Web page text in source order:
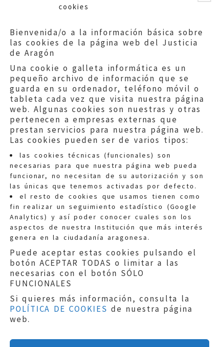
cookies
Bienvenida/o a la información básica sobre
las cookies de la página web del Justicia
de Aragón
Una cookie o galleta informática es un
pequeño archivo de información que se
guarda en su ordenador, teléfono móvil o
tableta cada vez que visita nuestra página
web. Algunas cookies son nuestras y otras
pertenecen a empresas externas que
prestan servicios para nuestra página web.
Las cookies pueden ser de varios tipos:
las cookies técnicas (funcionales) son
necesarias para que nuestra página web pueda
funcionar, no necesitan de su autorización y son
las únicas que tenemos activadas por defecto.
el resto de cookies que usamos tienen como
fin realizar un seguimiento estadístico (Google
Analytics) y así poder conocer cuales son los
aspectos de nuestra Institución que más interés
genera en la ciudadanía aragonesa.
Puede aceptar estas cookies pulsando el
botón ACEPTAR TODAS o limitar a las
necesarias con el botón SÓLO
FUNCIONALES
Si quieres más información, consulta la
POLÍTICA DE COOKIES de nuestra página
web.
Quejas:quejas@eljusticiadearagon.es
Información general:
informacion@eljusticiadearagon.es
Teléfonos:900 210 210/
Aviso legal|Política de privacidad|
Protección de Datos